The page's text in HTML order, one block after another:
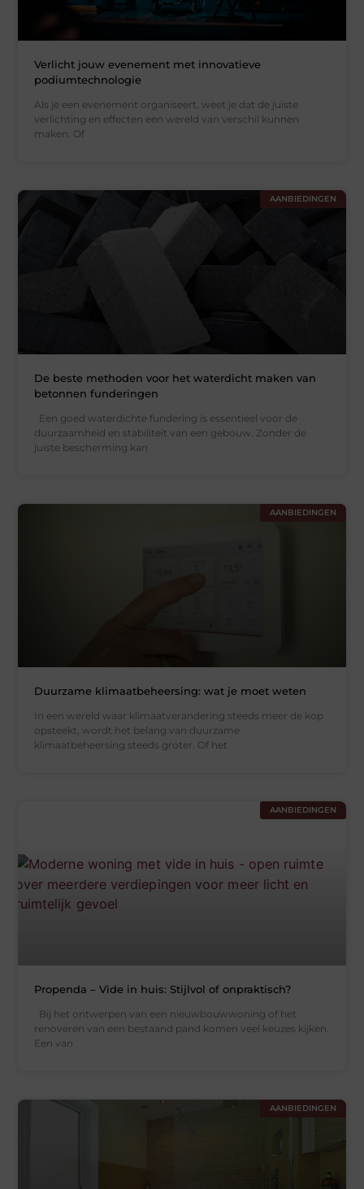
Verlicht jouw evenement met innovatieve
podiumtechnologie
Als je een evenement organiseert, weet je dat de juiste
verlichting en effecten een wereld van verschil kunnen
maken. Of
AANBIEDINGEN
De beste methoden voor het waterdicht maken van
betonnen funderingen
Een goed waterdichte fundering is essentieel voor de
duurzaamheid en stabiliteit van een gebouw. Zonder de
juiste bescherming kan
AANBIEDINGEN
Duurzame klimaatbeheersing: wat je moet weten
In een wereld waar klimaatverandering steeds meer de kop
opsteekt, wordt het belang van duurzame
klimaatbeheersing steeds groter. Of het
AANBIEDINGEN
Propenda – Vide in huis: Stijlvol of onpraktisch?
Bij het ontwerpen van een nieuwbouwwoning of het
renoveren van een bestaand pand komen veel keuzes kijken.
Een van
AANBIEDINGEN